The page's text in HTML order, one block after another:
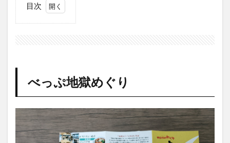
目次
め
り
指定
べっぷ地獄めぐり